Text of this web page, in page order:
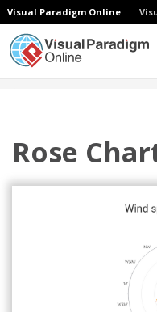
Visual Paradigm Online
Rose